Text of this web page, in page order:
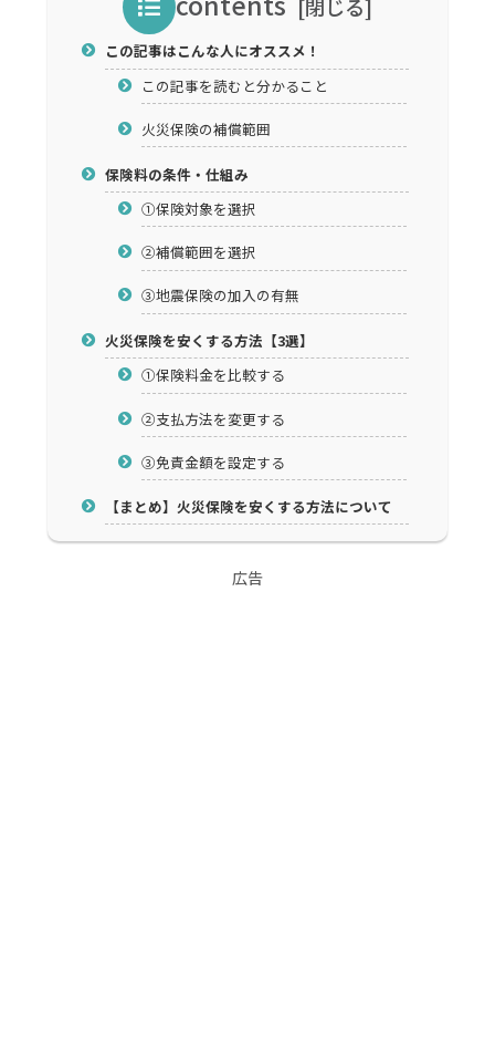
この記事はこんな人にオススメ！
この記事を読むと分かること
火災保険の補償範囲
保険料の条件・仕組み
①保険対象を選択
②補償範囲を選択
③地震保険の加入の有無
火災保険を安くする方法【3選】
①保険料金を比較する
②支払方法を変更する
③免責金額を設定する
【まとめ】火災保険を安くする方法について
広告